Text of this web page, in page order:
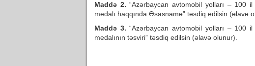
Maddə 2. “Azərbaycan avtomobil yolları – 100 il
medalı haqqında Əsasnamə” təsdiq edilsin (əlavə
Maddə 3.“Azərbaycan avtomobil yolları – 100 il
medalının təsviri” təsdiq edilsin (əlavə olunur).